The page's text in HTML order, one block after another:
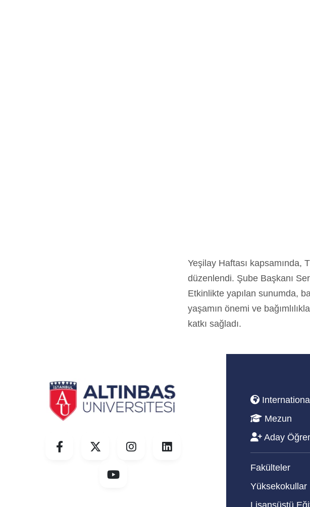
Yeşilay Haftası kapsamında,
düzenlendi. Şube Başkanı
Etkinlikte yapılan sunumda,
yaşamın önemi ve
katkı sağladı.
Mezun
Aday
Fakülteler
Yüksekokullar
Lisansüstü